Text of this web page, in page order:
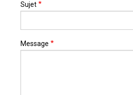
Sujet
Message